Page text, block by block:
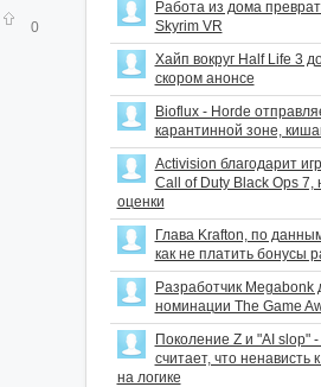
0
Работа из дома
Skyrim VR
Хайп вокруг Half Life 3
скором анонсе
Bioflux - Horde
карантинной зоне,
Activision благодарит
Call of Duty Black Ops
оценки
Глава Krafton, по
как не платить бонусы
Разработчик Megabonk
номинации The Game
Поколение Z и "AI slop"
считает, что ненависть
на логике